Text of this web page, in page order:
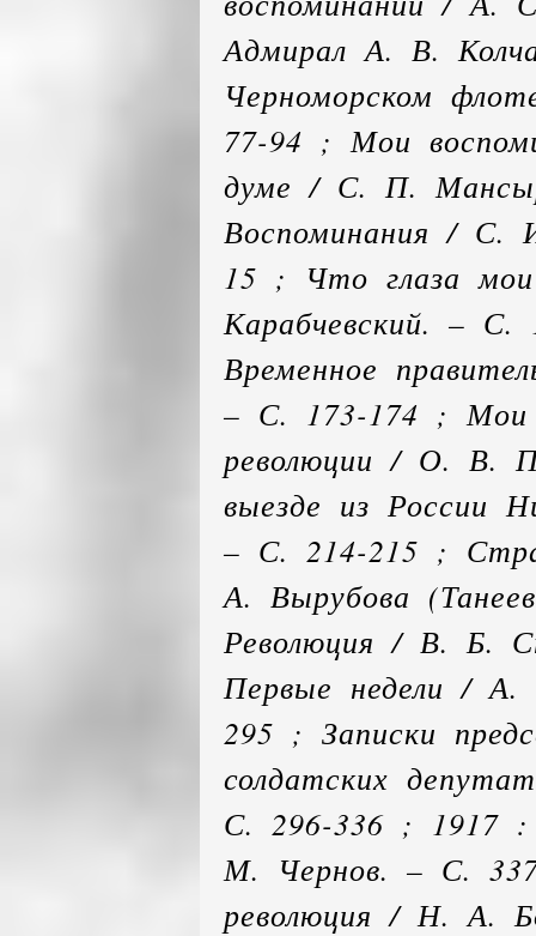
Адмирал А. В.
Черноморском
77-94 ; Мои
думе / С. П.
Воспоминания / С.
15 ; Что глаза
Карабчевский. –
Временное
– С. 173-174 ; Мои
революции / О. В.
выезде из России
– С. 214-215 ;
А. Вырубова
Революция / В. Б.
Первые недели /
295 ; Записки
солдатских
С. 296-336 ; 1917
М. Чернов. – С.
революция / Н. А.